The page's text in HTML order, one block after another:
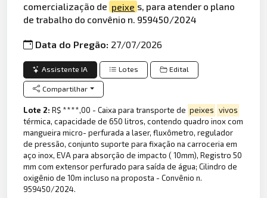
comercialização de peixe s, para atender o plano
de trabalho do convênio n. 959450/2024
Data do Pregão: 27/07/2026
Assistente IA Lotes Edital
Compartilhar
Lote 2:R$ ****,00 - Caixa para transporte de peixes vivos
térmica, capacidade de 650 litros, contendo quadro inox com
mangueira micro- perfurada a laser, fluxômetro, regulador
de pressão, conjunto suporte para fixação na carroceria em
aço inox, EVA para absorção de impacto ( 10mm), Registro 50
mm com extensor perfurado para saída de água; Cilindro de
oxigênio de 10m incluso na proposta - Convênio n.
959450/2024.